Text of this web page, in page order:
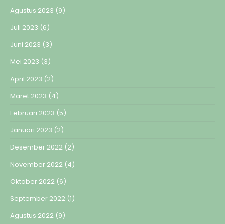
Agustus 2023 (9)
Juli 2023 (6)
Juni 2023 (3)
Mei 2023 (3)
April 2023 (2)
Maret 2023 (4)
Februari 2023 (5)
Januari 2023 (2)
Desember 2022 (2)
November 2022 (4)
Oktober 2022 (6)
September 2022 (1)
Agustus 2022 (9)